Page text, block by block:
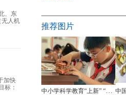
、东
人机
加快
标：
推荐图片
中小学科学教育“上新” “做中学”让科学教育落地生根